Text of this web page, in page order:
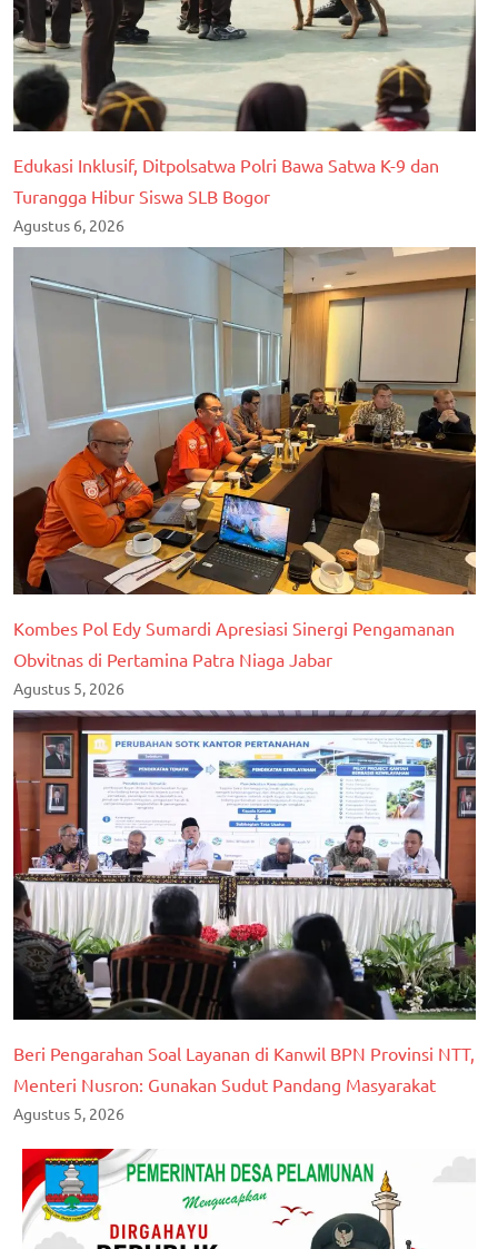
Edukasi Inklusif, Ditpolsatwa Polri Bawa Satwa K-9 dan
Turangga Hibur Siswa SLB Bogor
Agustus 6, 2026
Kombes Pol Edy Sumardi Apresiasi Sinergi Pengamanan
Obvitnas di Pertamina Patra Niaga Jabar
Agustus 5, 2026
Beri Pengarahan Soal Layanan di Kanwil BPN Provinsi NTT,
Menteri Nusron: Gunakan Sudut Pandang Masyarakat
Agustus 5, 2026